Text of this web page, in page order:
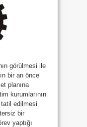
görülmesi ile
bir an önce
planına
kurumlarının
edilmesi
bir
yaptığı